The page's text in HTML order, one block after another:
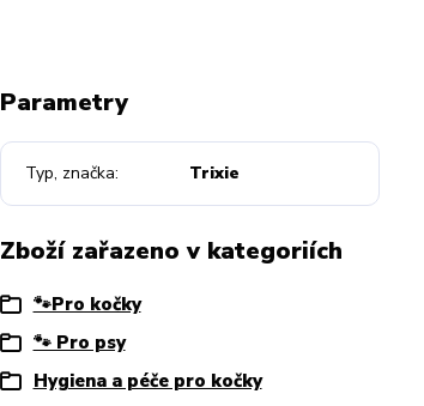
Parametry
Typ, značka Trixie
Zboží zařazeno v kategoriích
🐾Pro kočky
🐾 Pro psy
Hygiena a péče pro kočky